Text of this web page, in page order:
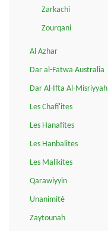
Zarkachi
Zourqani
Al Azhar
Dar al-Fatwa Australia
Dar Al-Ifta Al-Misriyyah
Les Chafi'ites
Les Hanafites
Les Hanbalites
Les Malikites
Qarawiyyin
Unanimité
Zaytounah